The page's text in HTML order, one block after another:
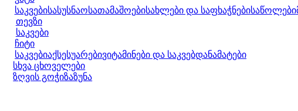
საკვებისასუსნაოსათამაშოებისახლები და საფხაჭნებისაწოლები
თევზი
საკვები
ჩიტი
საკვებიაქსესუარებივიტამინები და საკვებდანამატები
სხვა ცხოველები
ზღვის გოჭიზაზუნა